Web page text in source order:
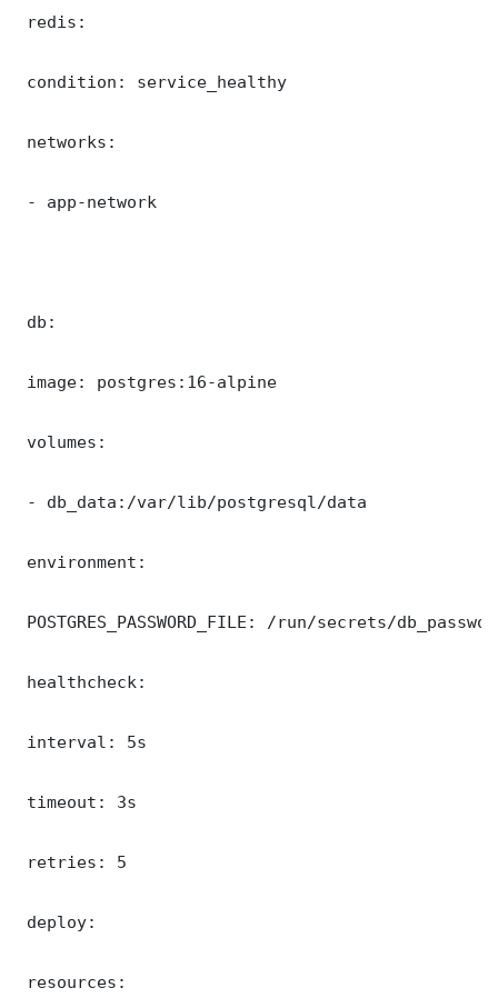
redis:
condition: service_healthy
networks:
- app-network
db:
image: postgres:16-alpine
volumes:
- db_data:/var/lib/postgresql/data
environment:
POSTGRES_PASSWORD_FILE: /run/secrets/
healthcheck:
interval: 5s
timeout: 3s
retries: 5
deploy:
resources: